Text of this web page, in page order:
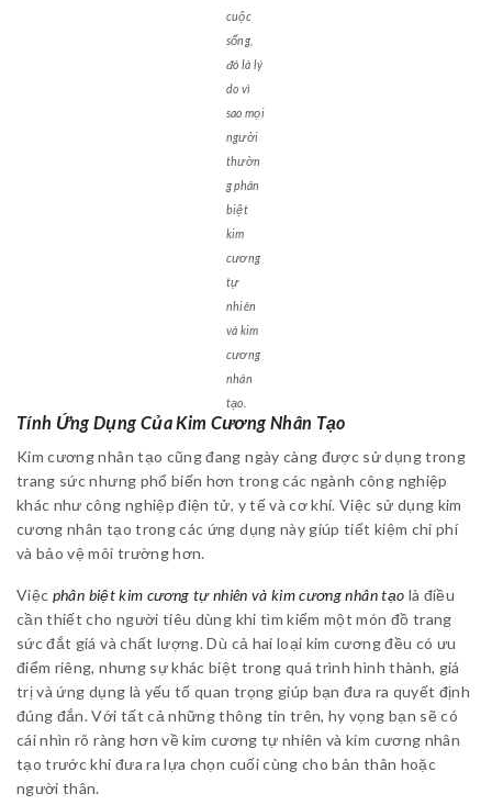
cuộc
sống,
đó là lý
do vì
sao mọi
người
thườn
g phân
biệt
kim
cương
tự
nhiên
và kim
cương
nhân
tạo.
Tính Ứng Dụng Của Kim Cương Nhân Tạo
Kim cương nhân tạo cũng đang ngày càng được sử dụng trong
trang sức nhưng phổ biến hơn trong các ngành công nghiệp
khác như công nghiệp điện tử, y tế và cơ khí. Việc sử dụng kim
cương nhân tạo trong các ứng dụng này giúp tiết kiệm chi phí
và bảo vệ môi trường hơn.
Việc phân biệt kim cương tự nhiên và kim cương nhân tạo là điều
cần thiết cho người tiêu dùng khi tìm kiếm một món đồ trang
sức đắt giá và chất lượng. Dù cả hai loại kim cương đều có ưu
điểm riêng, nhưng sự khác biệt trong quá trình hình thành, giá
trị và ứng dụng là yếu tố quan trọng giúp bạn đưa ra quyết định
đúng đắn. Với tất cả những thông tin trên, hy vọng bạn sẽ có
cái nhìn rõ ràng hơn về kim cương tự nhiên và kim cương nhân
tạo trước khi đưa ra lựa chọn cuối cùng cho bản thân hoặc
người thân.